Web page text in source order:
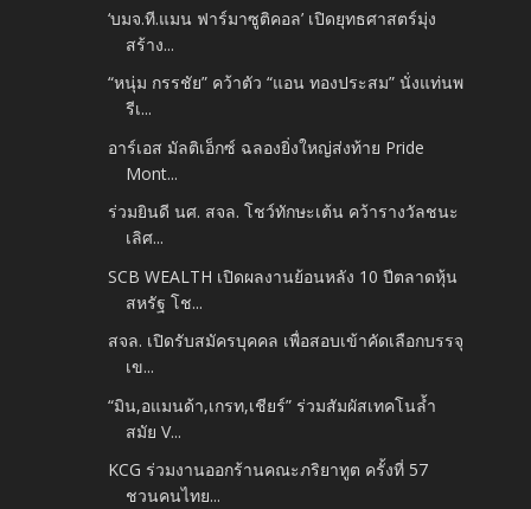
‘บมจ.ที.แมน ฟาร์มาซูติคอล’ เปิดยุทธศาสตร์มุ่ง
สร้าง...
“หนุ่ม กรรชัย” คว้าตัว “แอน ทองประสม” นั่งแท่นพ
รีเ...
อาร์เอส มัลติเอ็กซ์ ฉลองยิ่งใหญ่ส่งท้าย Pride
Mont...
ร่วมยินดี นศ. สจล. โชว์ทักษะเต้น คว้ารางวัลชนะ
เลิศ...
SCB WEALTH เปิดผลงานย้อนหลัง 10 ปีตลาดหุ้น
สหรัฐ โช...
สจล. เปิดรับสมัครบุคคล เพื่อสอบเข้าคัดเลือกบรรจุ
เข...
“มิน,อแมนด้า,เกรท,เชียร์” ร่วมสัมผัสเทคโนล้ำ
สมัย V...
KCG ร่วมงานออกร้านคณะภริยาทูต ครั้งที่ 57
ชวนคนไทย...